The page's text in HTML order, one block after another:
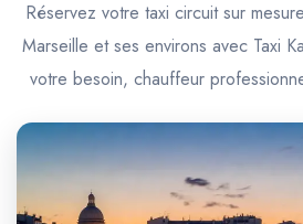
Trajet Santé
Trajet Longue Distance
Réservez votre taxi circuit sur
Marseille et ses environs avec Taxi
votre besoin, chauffeur